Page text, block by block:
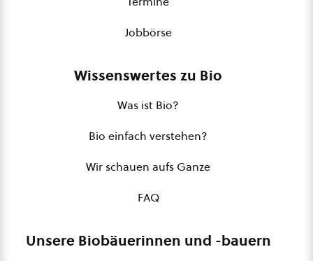
Jobbörse
Wissenswertes zu Bio
Was ist Bio?
Bio einfach verstehen?
Wir schauen aufs Ganze
FAQ
Unsere Biobäuerinnen und -bauern